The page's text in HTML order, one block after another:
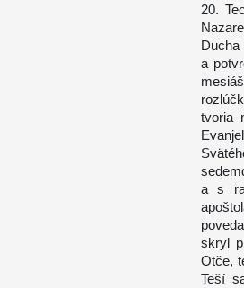
20.
Ducha
a
tvoria
a s
skryl
Otče,
Teší